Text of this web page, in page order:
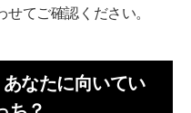
せてご確認ください。
あなたに向いてい